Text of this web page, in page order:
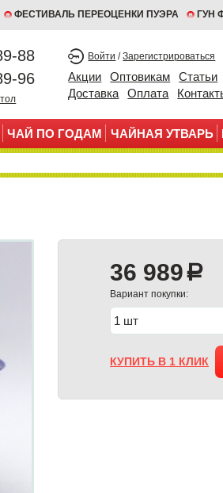
ФЕСТИВАЛЬ ПЕРЕОЦЕНКИ ПУЭРА ГУН
88
96
Войти /Зарегистрироваться
Акции Оптовикам
Статьи
Доставка
Оплата
ЧАЙ ПО ГОДАМ ЧАЙНАЯ УТВАРЬ
36 989 a
Вариант покупки:
КУПИТЬ В 1 КЛИК